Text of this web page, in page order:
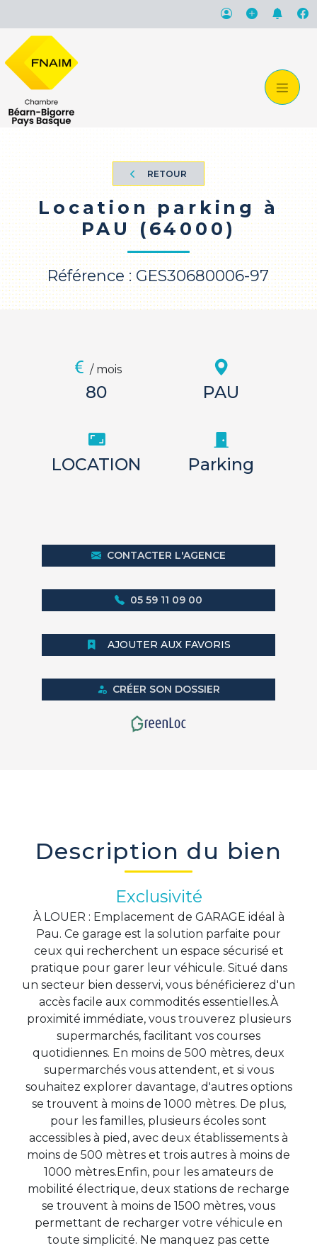
RETOUR
Location parking à
PAU (64000)
Référence : GES30680006-97
/ mois
80 PAU
LOCATION Parking
CONTACTER L'AGENCE
05 59 11 09 00
AJOUTER AUX FAVORIS
CRÉER SON DOSSIER
Description du bien
Exclusivité
À LOUER : Emplacement de GARAGE idéal à
Pau. Ce garage est la solution parfaite pour
ceux qui recherchent un espace sécurisé et
pratique pour garer leur véhicule. Situé dans
un secteur bien desservi, vous bénéficierez d'un
accès facile aux commodités essentielles.À
proximité immédiate, vous trouverez plusieurs
supermarchés, facilitant vos courses
quotidiennes. En moins de 500 mètres, deux
supermarchés vous attendent, et si vous
souhaitez explorer davantage, d'autres options
se trouvent à moins de 1000 mètres. De plus,
pour les familles, plusieurs écoles sont
accessibles à pied, avec deux établissements à
moins de 500 mètres et trois autres à moins de
1000 mètres.Enfin, pour les amateurs de
mobilité électrique, deux stations de recharge
se trouvent à moins de 1500 mètres, vous
permettant de recharger votre véhicule en
toute simplicité. Ne manquez pas cette